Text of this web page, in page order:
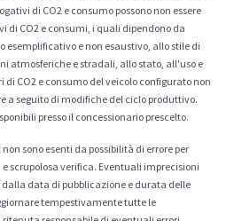
di CO2 e consumo possono non essere
di CO2 e consumi, i quali dipendono da
e non esaustivo, allo stile di
atmosferiche e stradali, allo stato, all'uso e
CO2 e consumo del veicolo configurato non
a seguito di modifiche del ciclo produttivo.
presso il concessionario prescelto.
sono esenti da possibilità di errore per
scrupolosa verifica. Eventuali imprecisioni
data di pubblicazione e durata delle
tempestivamente tutte le